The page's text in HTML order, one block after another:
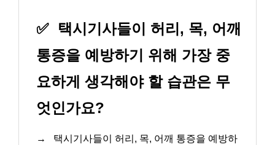
✅
택시기사들이 허리, 목, 어깨
통증을 예방하기 위해 가장 중
요하게 생각해야 할 습관은 무
엇인가요?
→
택시기사들이 허리, 목, 어깨 통증을 예방하